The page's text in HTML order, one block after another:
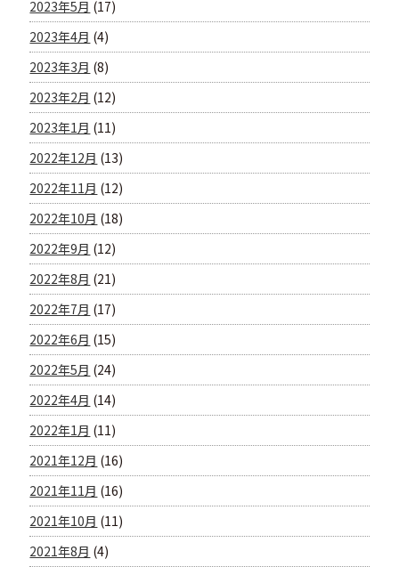
2023年5月 (17)
2023年4月 (4)
2023年3月 (8)
2023年2月 (12)
2023年1月 (11)
2022年12月 (13)
2022年11月 (12)
2022年10月 (18)
2022年9月 (12)
2022年8月 (21)
2022年7月 (17)
2022年6月 (15)
2022年5月 (24)
2022年4月 (14)
2022年1月 (11)
2021年12月 (16)
2021年11月 (16)
2021年10月 (11)
2021年8月 (4)